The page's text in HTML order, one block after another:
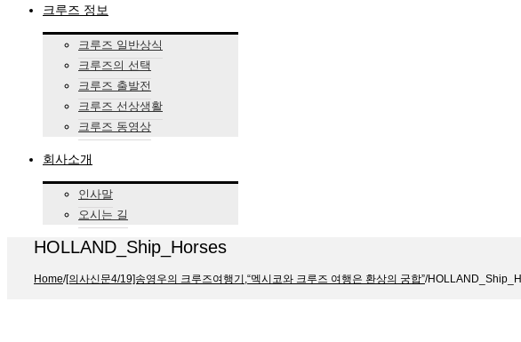
크루즈 정보
크루즈 일반상식
크루즈의 선택
크루즈 출발전
크루즈 선상생활
크루즈 동영상
회사소개
인사말
오시는 길
HOLLAND_Ship_Horses
Home/[의사신문4/19]송영우의 크루즈여행기,“멕시코와 크루즈 여행은 환상의 궁합”/